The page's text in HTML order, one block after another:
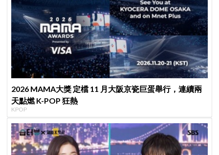
2026 MAMA大獎 定檔 11 月大阪京瓷巨蛋舉行，連續兩
天點燃 K-POP 狂熱
KPOP